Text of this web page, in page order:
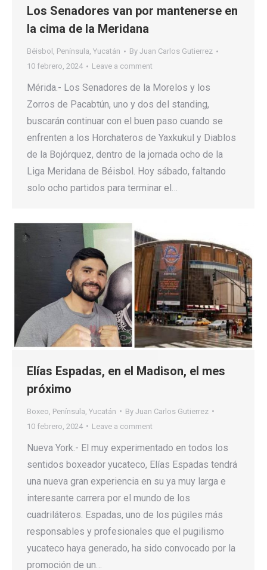
Los Senadores van por mantenerse en
la cima de la Meridana
Béisbol , Península, Yucatán By Juan Carlos Gutierrez
10 febrero, 2024
Leave a comment
Mérida.- Los Senadores de la Morelos y los
Zorros de Pacabtún, uno y dos del standing,
buscarán continuar con el buen paso cuando se
enfrenten a los Horchateros de Yaxkukul y Diablos
de la Bojórquez, dentro de la jornada ocho de la
Liga Meridana de Béisbol. Hoy sábado, faltando
solo ocho partidos para terminar el…
Elías Espadas, en el Madison, el mes
próximo
Boxeo Península Yucatán By Juan Carlos Gutierrez
10 febrero, 2024
Leave a comment
Nueva York.- El muy experimentado en todos los
sentidos boxeador yucateco, Elías Espadas tendrá
una nueva gran experiencia en su ya muy larga e
interesante carrera por el mundo de los
cuadriláteros. Espadas, uno de los púgiles más
responsables y profesionales que el pugilismo
yucateco haya generado, ha sido convocado por la
promoción de un…